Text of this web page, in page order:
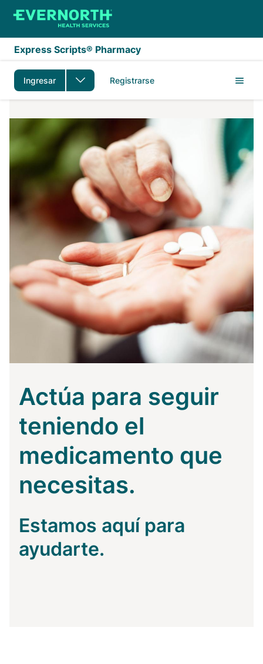
Saltar al contenido principal
Express Scripts® Pharmacy
Ingresar Registrarse
1-Month Supply
Actúa para seguir
teniendo el
medicamento que
necesitas.
Estamos aquí para
ayudarte.